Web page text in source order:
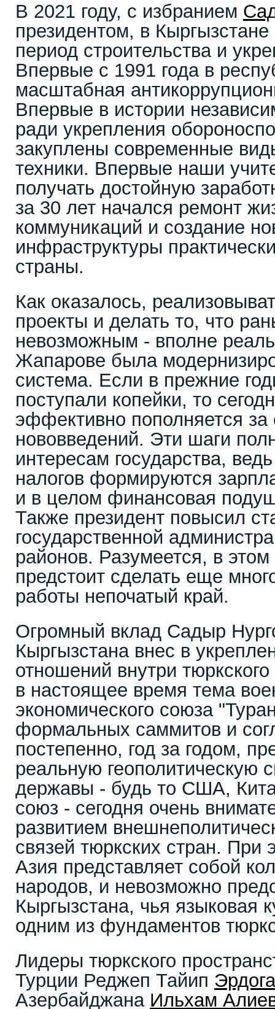
В 2021 году, с избранием
президентом, в
период строительства и
Впервые с 1991 года в
масштабная
Впервые в истории
ради укрепления
закуплены современные
техники. Впервые наши
получать достойную
за 30 лет начался ремонт
коммуникаций и создание
инфраструктуры
страны.
Как оказалось,
проекты и делать то, что
невозможным - вполне
Жапарове была
система. Если в прежние
поступали копейки, то
эффективно пополняется
нововведений. Эти шаги
интересам государства,
налогов формируются
и в целом финансовая
Также президент повысил
государственной
районов. Разумеется, в
предстоит сделать еще
работы непочатый край.
Огромный вклад Садыр
Кыргызстана внес в
отношений внутри
в настоящее время тема
экономического союза
формальных саммитов и
постепенно, год за годом,
реальную геополитическую
державы - будь то США,
союз - сегодня очень
развитием
связей тюркских стран. При
Азия представляет собой
народов, и невозможно
Кыргызстана, чья языковая
одним из фундаментов
Лидеры тюркского
Турции Реджеп Тайип
Азербайджана Ильхам